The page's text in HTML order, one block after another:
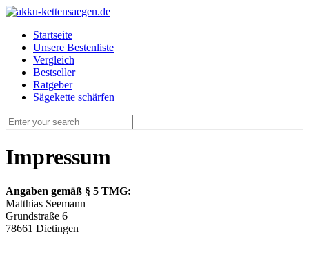
Startseite
Unsere Bestenliste
Vergleich
Bestseller
Ratgeber
Sägekette schärfen
Impressum
Angaben gemäß § 5 TMG:
Matthias Seemann
Grundstraße 6
78661 Dietingen